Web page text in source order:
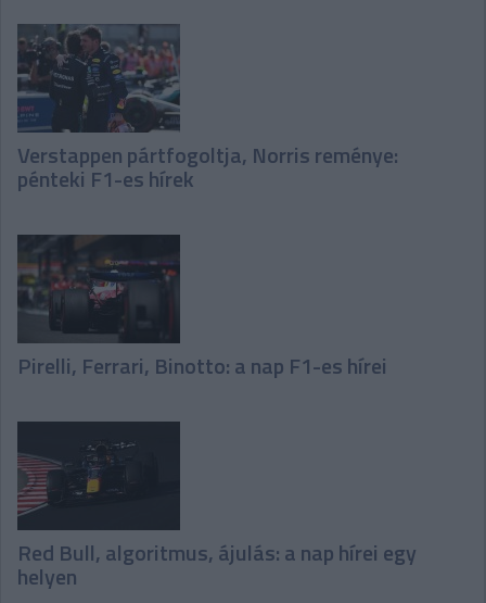
Verstappen pártfogoltja, Norris reménye:
pénteki F1-es hírek
Pirelli, Ferrari, Binotto: a nap F1-es hírei
Red Bull, algoritmus, ájulás: a nap hírei egy
helyen